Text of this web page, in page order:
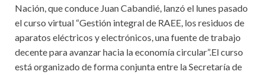
Nación, que conduce Juan Cabandié, lanzó el lunes pasado
el curso virtual “Gestión integral de RAEE, los residuos de
aparatos eléctricos y electrónicos, una fuente de trabajo
decente para avanzar hacia la economía circular”.El curso
está organizado de forma conjunta entre la Secretaría de